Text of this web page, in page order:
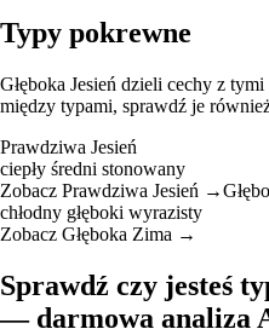
Typy pokrewne
Głęboka Jesień dzieli cechy z
między typami, sprawdź je
Prawdziwa Jesień
ciepły średni stonowany
Zobacz Prawdziwa Jesień →
chłodny głęboki wyrazisty
Zobacz Głęboka Zima →
Sprawdź czy jesteś
— darmowa analiza